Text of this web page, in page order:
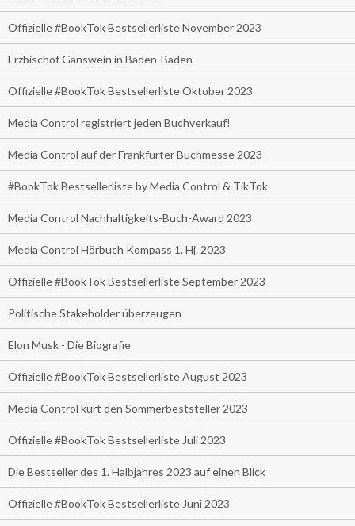
Offizielle #BookTok Bestsellerliste November 2023
Erzbischof Gänswein in Baden-Baden
Offizielle #BookTok Bestsellerliste Oktober 2023
Media Control registriert jeden Buchverkauf!
Media Control auf der Frankfurter Buchmesse 2023
#BookTok Bestsellerliste by Media Control & TikTok
Media Control Nachhaltigkeits-Buch-Award 2023
Media Control Hörbuch Kompass 1. Hj. 2023
Offizielle #BookTok Bestsellerliste September 2023
Politische Stakeholder überzeugen
Elon Musk - Die Biografie
Offizielle #BookTok Bestsellerliste August 2023
Media Control kürt den Sommerbeststeller 2023
Offizielle #BookTok Bestsellerliste Juli 2023
Die Bestseller des 1. Halbjahres 2023 auf einen Blick
Offizielle #BookTok Bestsellerliste Juni 2023